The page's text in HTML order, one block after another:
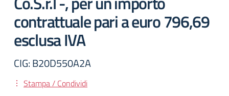
contrattuale pari a euro 796,69
esclusa IVA
CIG: B20D550A2A
Stampa / Condividi